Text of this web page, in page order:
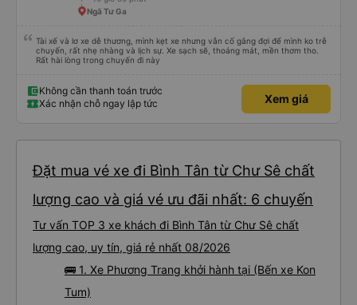
Ngã Tư Ga
Tài xế và lơ xe dễ thương, mình kẹt xe nhưng vẫn cố gắng đợi để mình ko trễ
chuyến, rất nhẹ nhàng và lịch sự. Xe sạch sẽ, thoáng mát, mền thơm tho.
Rất hài lòng trong chuyến đi này
Không cần thanh toán trước
Xác nhận chỗ ngay lập tức
Xem giá
Đặt mua vé xe đi Bình Tân từ Chư Sê chất
lượng cao và giá vé ưu đãi nhất: 6 chuyến
Tư vấn TOP 3 xe khách đi Bình Tân từ Chư Sê chất
lượng cao, uy tín, giá rẻ nhất 08/2026
🚌 1. Xe Phương Trang khởi hành tại (Bến xe Kon
Tum)